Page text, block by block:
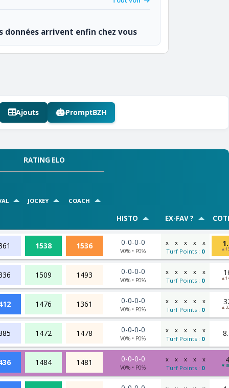
données arrivent enfin chez vous
Ajouts PromptBZH
RATING ELO
JOCKEY COACH
HISTO EX-FAV ?
1538 1536 0-0-0-0
V0% • P0%
x x x x
x
Turf Points : 0
1509 1493 0-0-0-0
V0% • P0%
x x x x
x
Turf Points : 0
1476 1361 0-0-0-0
V0% • P0%
x x x x
x
Turf Points : 0
1472 1478 0-0-0-0
V0% • P0%
x x x x
x
Turf Points : 0
1484 1481 0-0-0-0
V0% • P0%
x x x x
x
Turf Points : 0
4